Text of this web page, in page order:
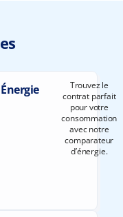
Énergie
Trouvez le
contrat parfait
pour votre
consommation
avec notre
comparateur
d’énergie.